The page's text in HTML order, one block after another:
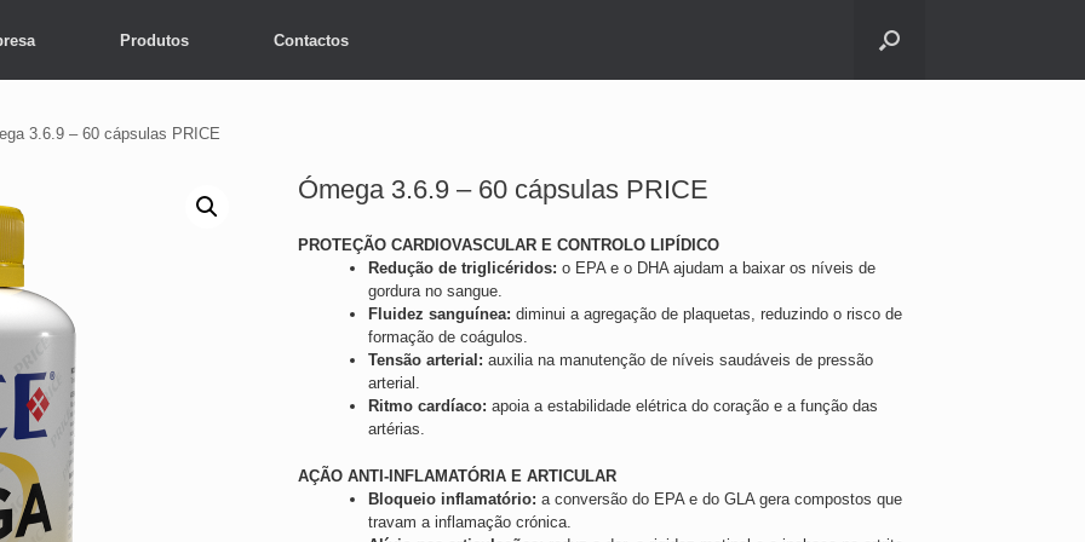
Produtos Contactos
3.6.9 – 60 cápsulas PRICE
Ómega 3.6.9 – 60 cápsulas PRICE
PROTEÇÃO CARDIOVASCULAR E CONTROLO LIPÍDICO
Redução de triglicéridos: o EPA e o DHA ajudam a baixar os níveis de
gordura no sangue.
Fluidez sanguínea: diminui a agregação de plaquetas, reduzindo o risco de
formação de coágulos.
Tensão arterial: auxilia na manutenção de níveis saudáveis de pressão
arterial.
Ritmo cardíaco: apoia a estabilidade elétrica do coração e a função das
artérias.
AÇÃO ANTI-INFLAMATÓRIA E ARTICULAR
Bloqueio inflamatório: a conversão do EPA e do GLA gera compostos que
travam a inflamação crónica.